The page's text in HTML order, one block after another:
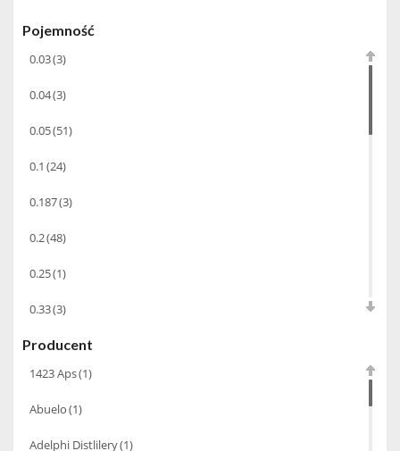
Cava (4)
Whisky
Pozostałe
Whiskey
Koniak
Wino-musujace
Pojemność
0.03(3)
0.04(3)
0.05(51)
0.1 (24)
0.187(3)
0.2(48)
0.25(1)
0.33(3)
0.35(53)
0.375 (28)
0.5(213)
Producent
1423 Aps(1)
Abuelo(1)
Adelphi Distlilery(1)